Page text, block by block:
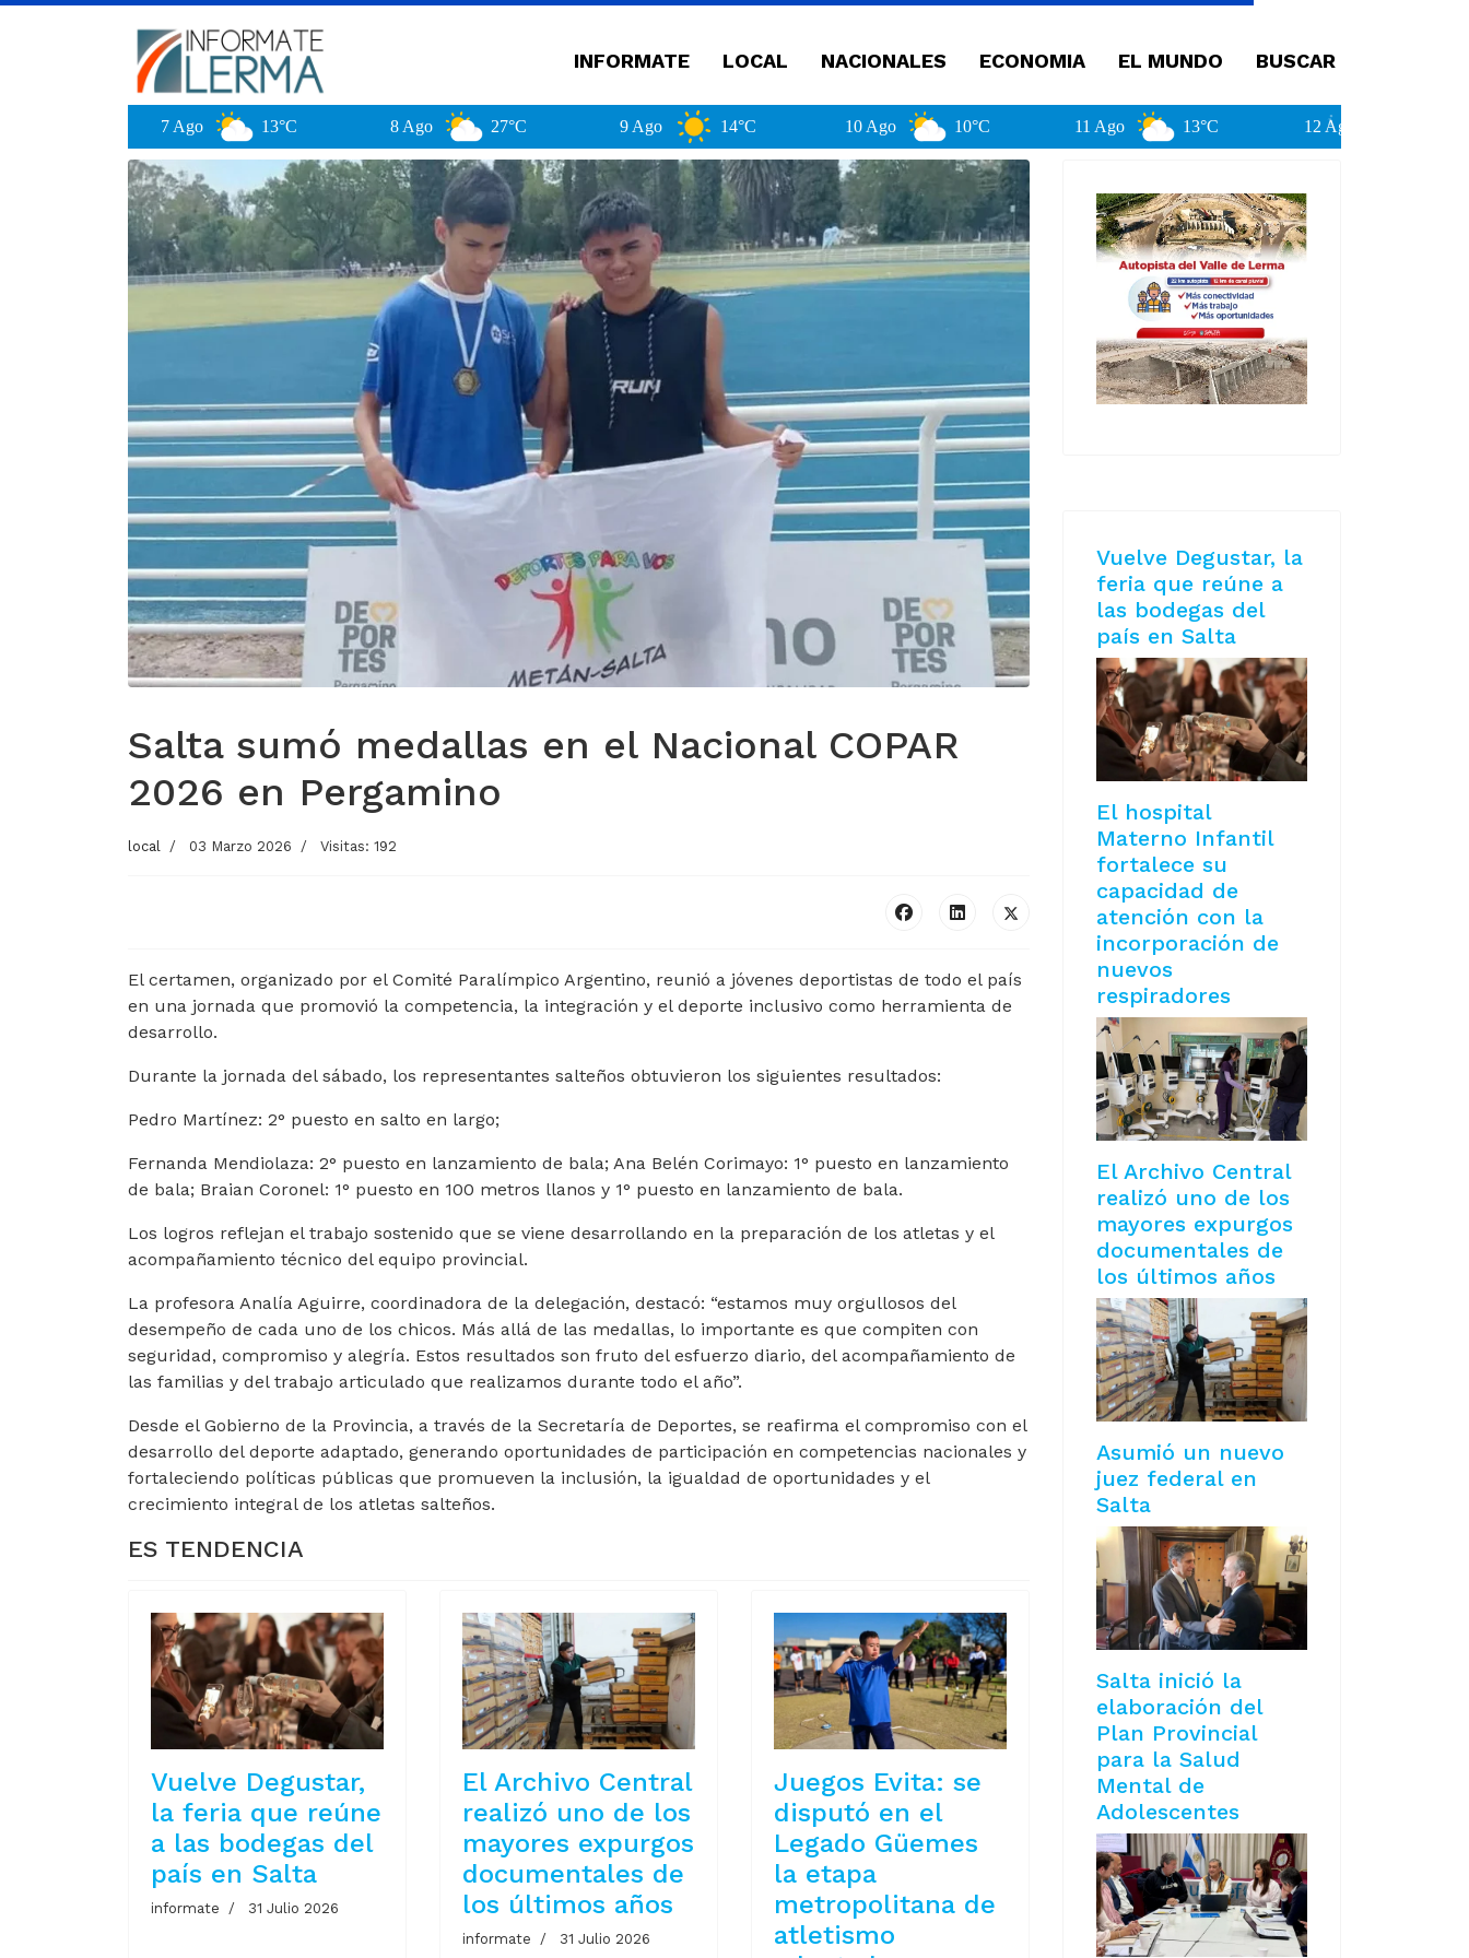
INFORMATE LOCAL NACIONALES ECONOMIA EL MUNDO BUSCAR
13°C 8 Ago 27°C 9 Ago 14°C 10 Ago 10°C 11 Ago 13°C 12 Ago
Salta sumó medallas en el Nacional COPAR
2026 en Pergamino
local 03 Marzo 2026 Visitas: 192
El certamen, organizado por el Comité Paralímpico Argentino, reunió a jóvenes deportistas de todo el país
en una jornada que promovió la competencia, la integración y el deporte inclusivo como herramienta de
desarrollo.
Durante la jornada del sábado, los representantes salteños obtuvieron los siguientes resultados:
Pedro Martínez: 2° puesto en salto en largo;
Fernanda Mendiolaza: 2° puesto en lanzamiento de bala; Ana Belén Corimayo: 1° puesto en lanzamiento
de bala; Braian Coronel: 1° puesto en 100 metros llanos y 1° puesto en lanzamiento de bala.
Los logros reflejan el trabajo sostenido que se viene desarrollando en la preparación de los atletas y el
acompañamiento técnico del equipo provincial.
La profesora Analía Aguirre, coordinadora de la delegación, destacó: “estamos muy orgullosos del
desempeño de cada uno de los chicos. Más allá de las medallas, lo importante es que compiten con
seguridad, compromiso y alegría. Estos resultados son fruto del esfuerzo diario, del acompañamiento de
las familias y del trabajo articulado que realizamos durante todo el año”.
Desde el Gobierno de la Provincia, a través de la Secretaría de Deportes, se reafirma el compromiso con el
desarrollo del deporte adaptado, generando oportunidades de participación en competencias nacionales y
fortaleciendo políticas públicas que promueven la inclusión, la igualdad de oportunidades y el
crecimiento integral de los atletas salteños.
ES TENDENCIA
Vuelve Degustar,
la feria que reúne
a las bodegas del
país en Salta
informate 31 Julio 2026
El Archivo Central
realizó uno de los
mayores expurgos
documentales de
los últimos años
informate 31 Julio 2026
Juegos Evita: se
disputó en el
Legado Güemes
la etapa
metropolitana de
atletismo
Vuelve Degustar, la
feria que reúne a
las bodegas del
país en Salta
El hospital
Materno Infantil
fortalece su
capacidad de
atención con la
incorporación de
nuevos
respiradores
El Archivo Central
realizó uno de los
mayores expurgos
documentales de
los últimos años
Asumió un nuevo
juez federal en
Salta
Salta inició la
elaboración del
Plan Provincial
para la Salud
Mental de
Adolescentes